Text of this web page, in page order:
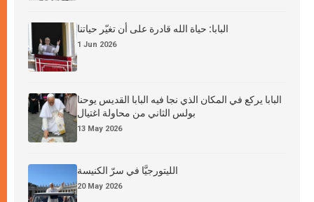
البابا: حياة الله قادرة على أن تغيّر حياتنا
1 Jun 2026
البابا يركع في المكان الذي نجا فيه البابا القديس يوحنا
بولس الثاني من محاولة اغتيال
13 May 2026
الليتورجيَّا في سرّ الكنيسة
20 May 2026